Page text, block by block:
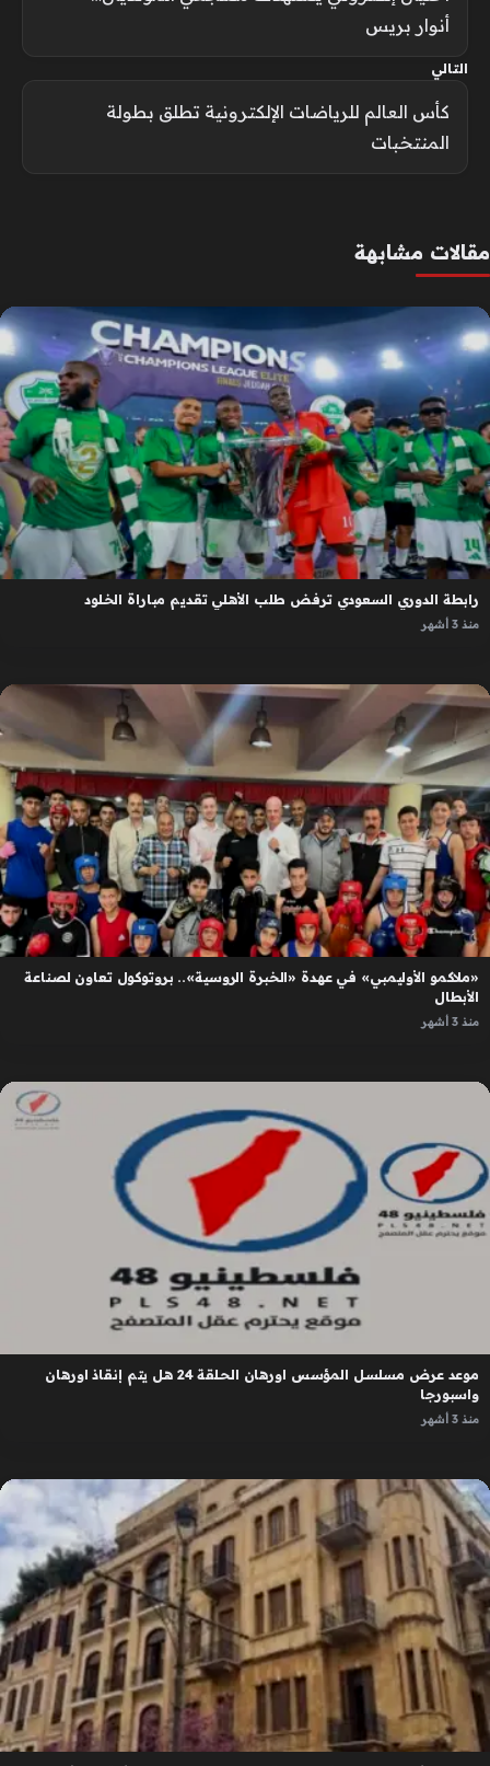
أنوار بريس
التالي
كأس العالم للرياضات الإلكترونية تطلق بطولة
المنتخبات
مقالات مشابهة
رابطة الدوري السعودي ترفض طلب الأهلي تقديم مباراة الخلود
منذ 3 أشهر
«ملاكمو الأوليمبي» في عهدة «الخبرة الروسية».. بروتوكول تعاون لصناعة
الأبطال
منذ 3 أشهر
موعد عرض مسلسل المؤسس اورهان الحلقة 24 هل يتم إنقاذ اورهان
واسبورجا
منذ 3 أشهر